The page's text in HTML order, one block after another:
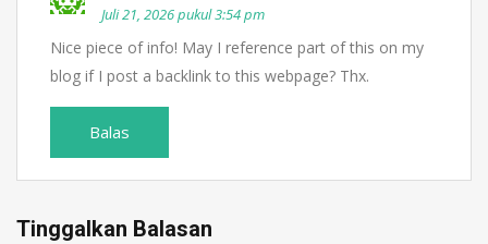
Juli 21, 2026 pukul 3:54 pm
Nice piece of info! May I reference part of this on my
blog if I post a backlink to this webpage? Thx.
Balas
Tinggalkan Balasan